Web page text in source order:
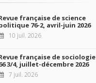
française de science
76-2, avril-juin 2026
10 juil. 2026
française de sociologie
3/4, juillet-décembre 2026
7 juil. 2026